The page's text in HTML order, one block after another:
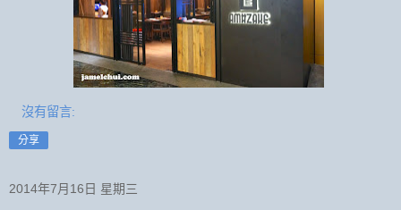
沒有留言:
分享
2014年7月16日 星期三